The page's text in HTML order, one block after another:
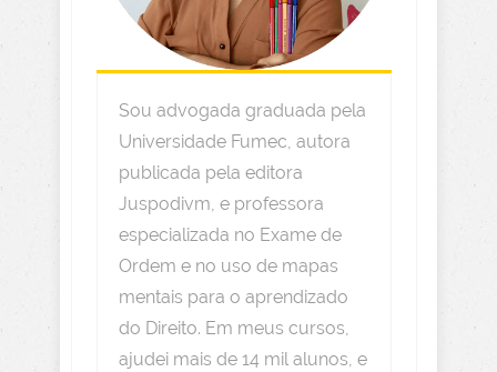
Sou advogada graduada pela
Universidade Fumec, autora
publicada pela editora
Juspodivm, e professora
especializada no Exame de
Ordem e no uso de mapas
mentais para o aprendizado
do Direito. Em meus cursos,
ajudei mais de 14 mil alunos, e